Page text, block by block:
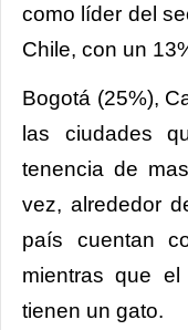
como líder del
Chile, con un
Bogotá (25%),
las ciudades
tenencia de
vez, alrededor
país cuentan
mientras que
tienen un gato.